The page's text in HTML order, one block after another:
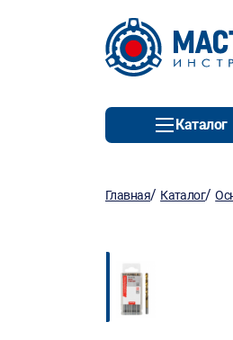
Каталог
Главная/ Каталог/